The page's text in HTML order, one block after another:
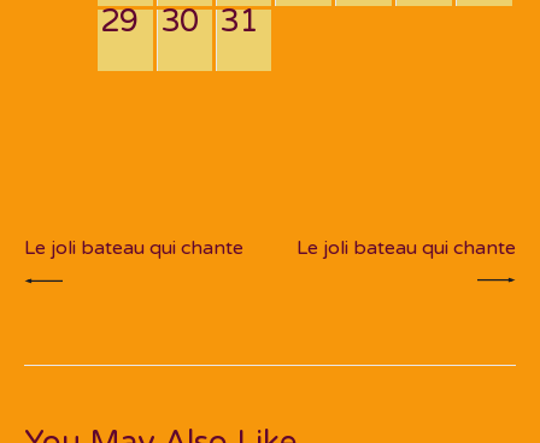
29 30 31
Le joli bateau qui chante Le joli bateau qui chante